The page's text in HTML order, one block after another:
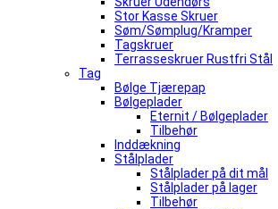
Stor Kasse Skruer
Søm/Sømplug/Kramper
Tagskruer
Terrasseskruer Rustfri Stål
Tag
Bølge Tjærepap
Bølgeplader
Eternit / Bølgeplader
Tilbehør
Inddækning
Stålplader
Stålplader på dit mål
Stålplader på lager
Tilbehør